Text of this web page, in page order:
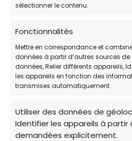
sélectionner le contenu.
Fonctionnalités
Mettre en correspondance et
données à partir d’autres sources de
données, Relier différents appareils,
les appareils en fonction des
transmises automatiquement.
Utiliser des données de
Identifier les appareils à partir
demandées explicitement.
Martigues
Refuges pour animaux à
Refuges pour animaux à Arles